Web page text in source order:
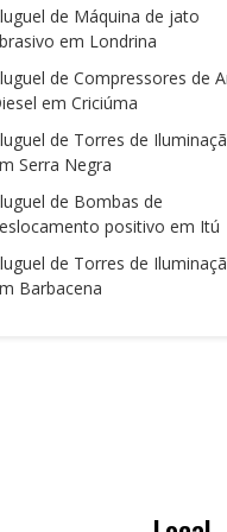
de Máquina de jato
em Londrina
de Compressores de
em Criciúma
de Torres de
Serra Negra
de Bombas de
positivo em Itú
de Torres de
Barbacena